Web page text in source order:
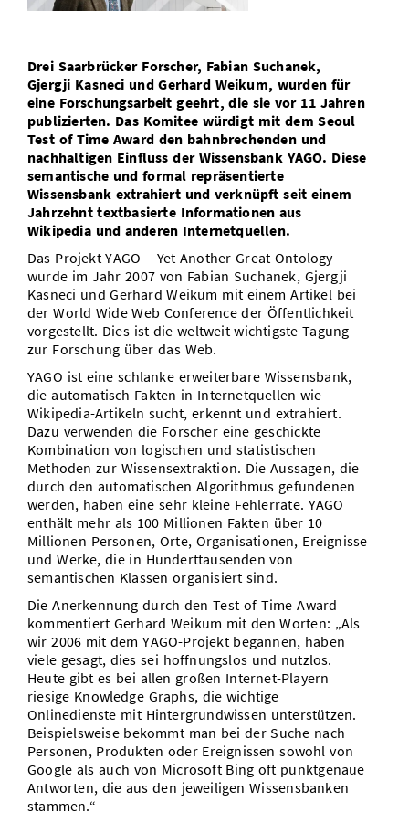
Open Science/Open Access
Zahlen & Fakten
Kontakt
SIC Merchandise
SIC Podcast
AnsprechpartnerInnen, Personen, Forschungsgruppen
Termine, Vorträge und Veranstaltungen
Alumni
Drei Saarbrücker Forscher, Fabian Suchanek,
Gjergji Kasneci und Gerhard Weikum, wurden für
eine Forschungsarbeit geehrt, die sie vor 11 Jahren
publizierten. Das Komitee würdigt mit dem Seoul
Test of Time Award den bahnbrechenden und
nachhaltigen Einfluss der Wissensbank YAGO. Diese
semantische und formal repräsentierte
Wissensbank extrahiert und verknüpft seit einem
Jahrzehnt textbasierte Informationen aus
Wikipedia und anderen Internetquellen.
Das Projekt YAGO – Yet Another Great Ontology –
wurde im Jahr 2007 von Fabian Suchanek, Gjergji
Kasneci und Gerhard Weikum mit einem Artikel bei
der World Wide Web Conference der Öffentlichkeit
vorgestellt. Dies ist die weltweit wichtigste Tagung
zur Forschung über das Web.
YAGO ist eine schlanke erweiterbare Wissensbank,
die automatisch Fakten in Internetquellen wie
Wikipedia-Artikeln sucht, erkennt und extrahiert.
Dazu verwenden die Forscher eine geschickte
Kombination von logischen und statistischen
Methoden zur Wissensextraktion. Die Aussagen, die
durch den automatischen Algorithmus gefundenen
werden, haben eine sehr kleine Fehlerrate. YAGO
enthält mehr als 100 Millionen Fakten über 10
Millionen Personen, Orte, Organisationen, Ereignisse
und Werke, die in Hunderttausenden von
semantischen Klassen organisiert sind.
Die Anerkennung durch den Test of Time Award
kommentiert Gerhard Weikum mit den Worten: „Als
wir 2006 mit dem YAGO-Projekt begannen, haben
viele gesagt, dies sei hoffnungslos und nutzlos.
Heute gibt es bei allen großen Internet-Playern
riesige Knowledge Graphs, die wichtige
Onlinedienste mit Hintergrundwissen unterstützen.
Beispielsweise bekommt man bei der Suche nach
Personen, Produkten oder Ereignissen sowohl von
Google als auch von Microsoft Bing oft punktgenaue
Antworten, die aus den jeweiligen Wissensbanken
stammen.“